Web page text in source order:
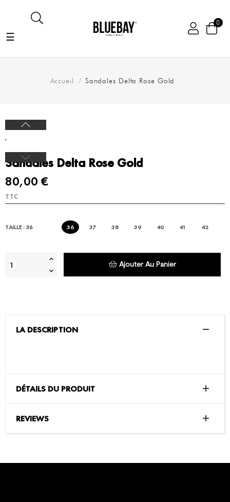
0
Basculer
navigation
☰
Accueil Sandales Delta Rose Gold
Sandales Delta Rose Gold
80,00 €
TTC
TAILLE : 36 36 37 38 39 40 41 42
Ajouter Au Panier
LA DESCRIPTION
DÉTAILS DU PRODUIT
REVIEWS